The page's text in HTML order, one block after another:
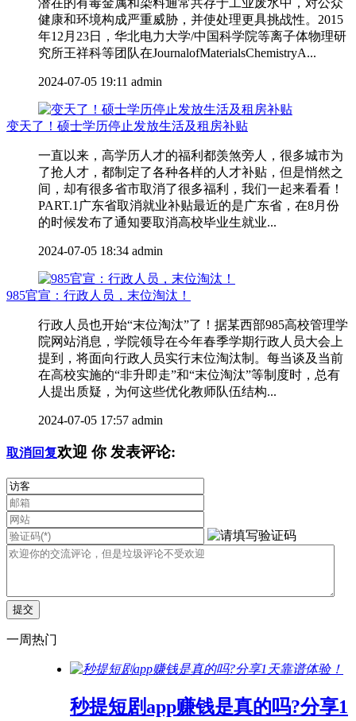
健康和环境构成严重威胁，并使处理更具挑战性。2015
年12月23日，华北电力大学/中国科学院等离子体物理研
究所王祥科等团队在JournalofMaterialsChemistryA...
2024-07-05 19:11 admin
变天了！硕士学历停止发放生活及租房补贴
一直以来，高学历人才的福利都羡煞旁人，很多城市为
了抢人才，都制定了各种各样的人才补贴，但是悄然之
间，却有很多省市取消了很多福利，我们一起来看看！
PART.1广东省取消就业补贴最近的是广东省，在8月份
的时候发布了通知要取消高校毕业生就业...
2024-07-05 18:34 admin
985官宣：行政人员，末位淘汰！
行政人员也开始“末位淘汰”了！据某西部985高校管理学
院网站消息，学院领导在今年春季学期行政人员大会上
提到，将面向行政人员实行末位淘汰制。每当谈及当前
在高校实施的“非升即走”和“末位淘汰”等制度时，总有
人提出质疑，为何这些优化教师队伍结构...
2024-07-05 17:57 admin
取消回复欢迎 你发表评论:
一周热门
秒提短剧app赚钱是真的吗?分享1